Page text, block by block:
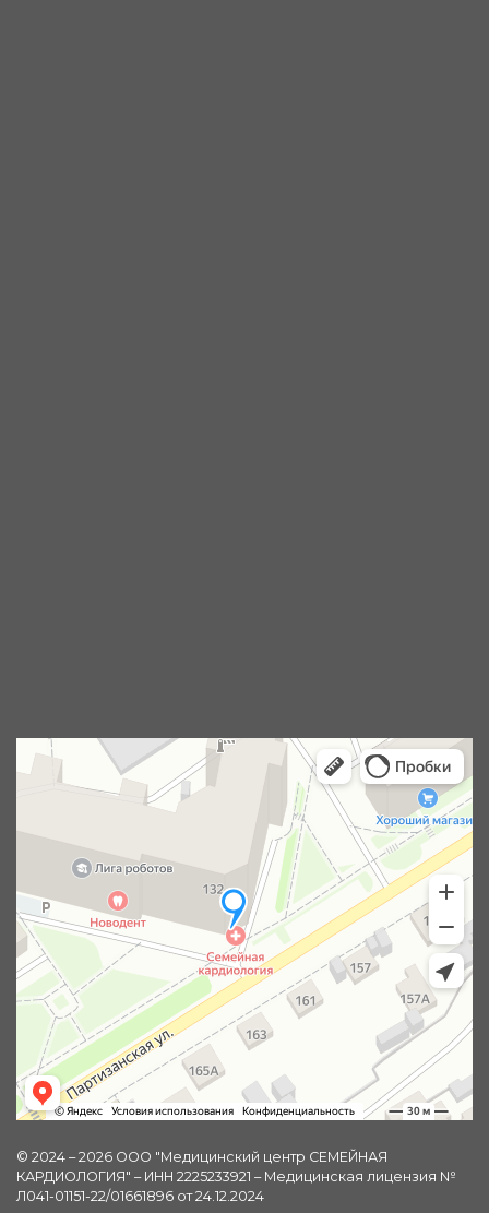
© 2024 – 2026 ООО "Медицинский центр СЕМЕЙНАЯ
КАРДИОЛОГИЯ" – ИНН 2225233921 – Медицинская лицензия №
Л041-01151-22/01661896 от 24.12.2024